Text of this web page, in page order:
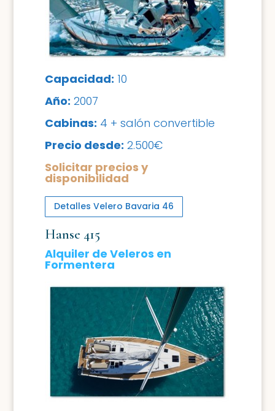
Capacidad: 10
Año: 2007
Cabinas: 4 + salón convertible
Precio desde: 2.500€
Solicitar precios y
disponibilidad
Detalles Velero Bavaria 46
Hanse 415
Alquiler de Veleros en
Formentera